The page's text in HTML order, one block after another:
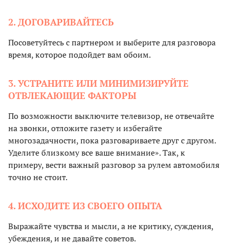
2. ДОГОВАРИВАЙТЕСЬ
Посоветуйтесь с партнером и выберите для разговора
время, которое подойдет вам обоим.
3. УСТРАНИТЕ ИЛИ МИНИМИЗИРУЙТЕ
ОТВЛЕКАЮЩИЕ ФАКТОРЫ
По возможности выключите телевизор, не отвечайте
на звонки, отложите газету и избегайте
многозадачности, пока разговариваете друг с другом.
Уделите близкому все ваше внимание». Так, к
примеру, вести важный разговор за рулем автомобиля
точно не стоит.
4. ИСХОДИТЕ ИЗ СВОЕГО ОПЫТА
Выражайте чувства и мысли, а не критику, суждения,
убеждения, и не давайте советов.